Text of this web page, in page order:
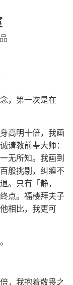
，第一次是在
高明十倍，我画
请教前辈大师：
无所知。我画到
般挑剔，纠缠不
。只有「静，
点。福楼拜夫子
相比，我更可
，我抱着敬畏之